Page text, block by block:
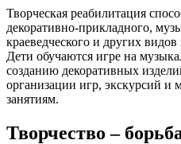
Творческая реабилитация
декоративно-прикладного,
краеведческого и других
Дети обучаются игре на
созданию декоративных
организации игр, экскурсий и
занятиям.
Творчество –